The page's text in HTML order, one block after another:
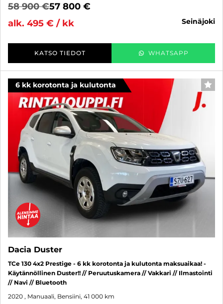
58 900 €57 800 €
alk. 495 € / kk
seinäjoki
KATSO TIEDOT WHATSAPP
6 kk korotonta ja kulutonta
Dacia Duster
TCe 130 4x2 Prestige - 6 kk korotonta ja kulutonta maksuaikaa! -
Käytännöllinen Duster!! // Peruutuskamera // Vakkari // Ilmastointi
// Navi // Bluetooth
2020 , Manuaali, Bensiini, 41 000 km